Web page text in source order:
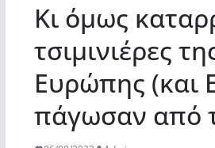
Κι όμως
τσιμινιέρες
Ευρώπης (και
πάγωσαν από